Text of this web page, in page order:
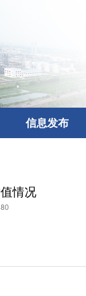
信息发布
情况